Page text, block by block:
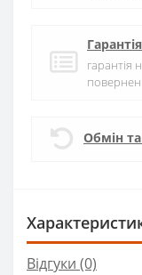
Гарантія
гарантія
Обмін
Відгуки (0)